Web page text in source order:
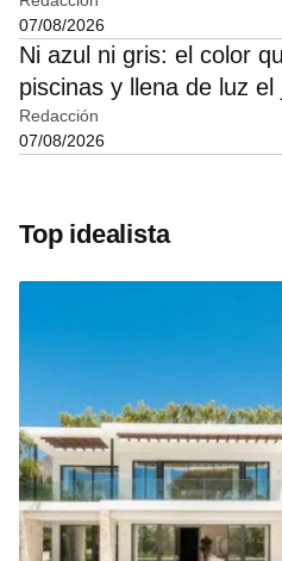
07/08/2026
Ni azul ni gris: el color
piscinas y llena de luz el
Redacción
07/08/2026
Top idealista